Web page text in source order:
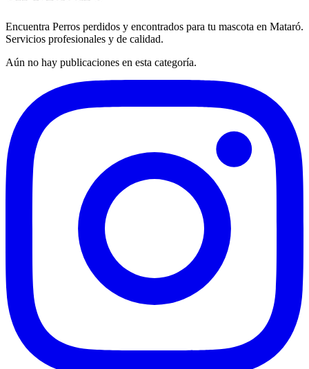
Encuentra Perros perdidos y encontrados para tu mascota en Mataró.
Servicios profesionales y de calidad.
Aún no hay publicaciones en esta categoría.